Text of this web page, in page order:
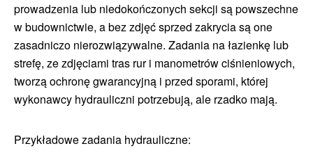
prowadzenia lub niedokończonych sekcji są powszechne
w budownictwie, a bez zdjęć sprzed zakrycia są one
zasadniczo nierozwiązywalne. Zadania na łazienkę lub
strefę, ze zdjęciami tras rur i manometrów ciśnieniowych,
tworzą ochronę gwarancyjną i przed sporami, której
wykonawcy hydrauliczni potrzebują, ale rzadko mają.
Przykładowe zadania hydrauliczne: